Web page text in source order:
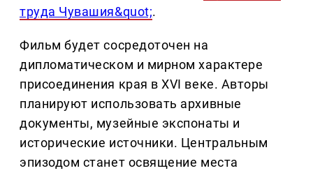
труда Чувашия&quot;.
Фильм будет сосредоточен на
дипломатическом и мирном характере
присоединения края в XVI веке. Авторы
планируют использовать архивные
документы, музейные экспонаты и
исторические источники. Центральным
эпизодом станет освящение места